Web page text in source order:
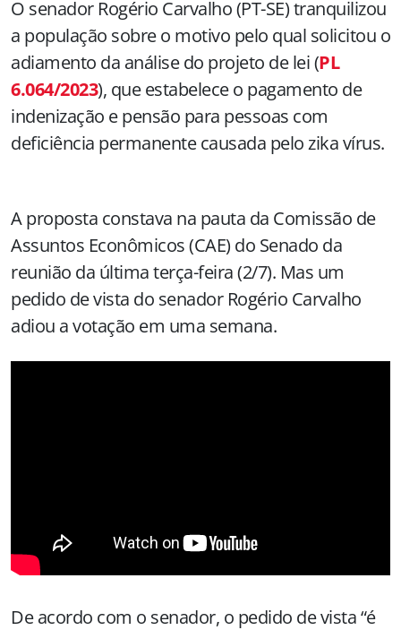
O senador Rogério Carvalho (PT-SE) tranquilizou
a população sobre o motivo pelo qual solicitou o
adiamento da análise do projeto de lei (PL
6.064/2023), que estabelece o pagamento de
indenização e pensão para pessoas com
deficiência permanente causada pelo zika vírus.
A proposta constava na pauta da Comissão de
Assuntos Econômicos (CAE) do Senado da
reunião da última terça-feira (2/7). Mas um
pedido de vista do senador Rogério Carvalho
adiou a votação em uma semana.
De acordo com o senador, o pedido de vista “é